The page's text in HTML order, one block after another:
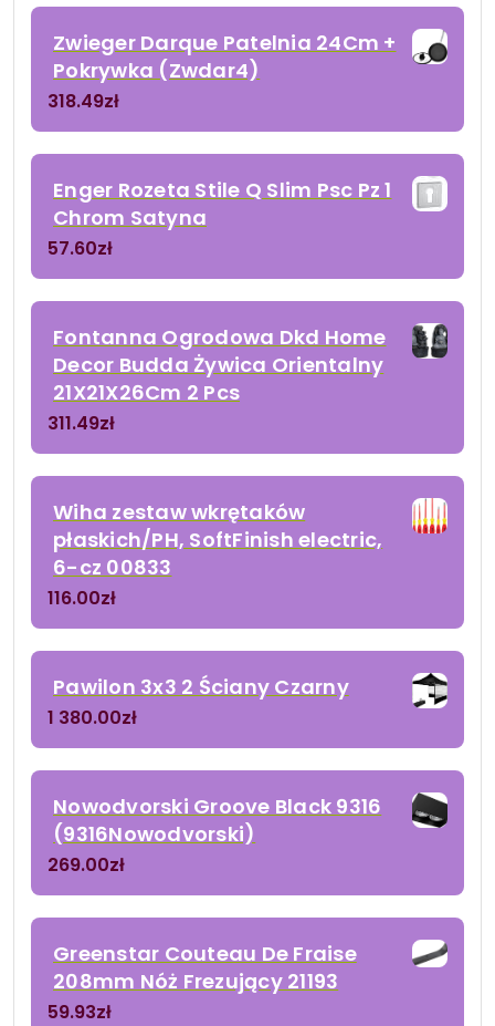
Zwieger Darque Patelnia 24Cm +
Pokrywka (Zwdar4)
318.49zł
Enger Rozeta Stile Q Slim Psc Pz 1
Chrom Satyna
57.60zł
Fontanna Ogrodowa Dkd Home
Decor Budda Żywica Orientalny
21X21X26Cm 2 Pcs
311.49zł
Wiha zestaw wkrętaków
płaskich/PH, SoftFinish electric,
6-cz 00833
116.00zł
Pawilon 3x3 2 Ściany Czarny
1 380.00zł
Nowodvorski Groove Black 9316
(9316Nowodvorski)
269.00zł
Greenstar Couteau De Fraise
208mm Nóż Frezujący 21193
59.93zł